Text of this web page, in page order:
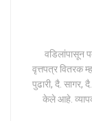
वडिलांपासून
वृत्तपत्र वितरक
पुढारी, दै. सागर,
केले आहे.